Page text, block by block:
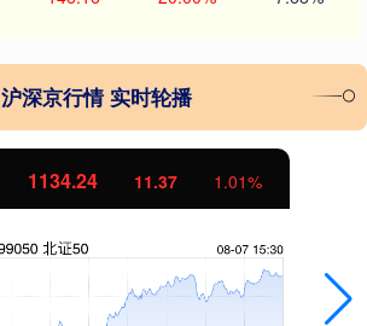
沪深京行情 实时轮播
1134.24 11.37 1.01%